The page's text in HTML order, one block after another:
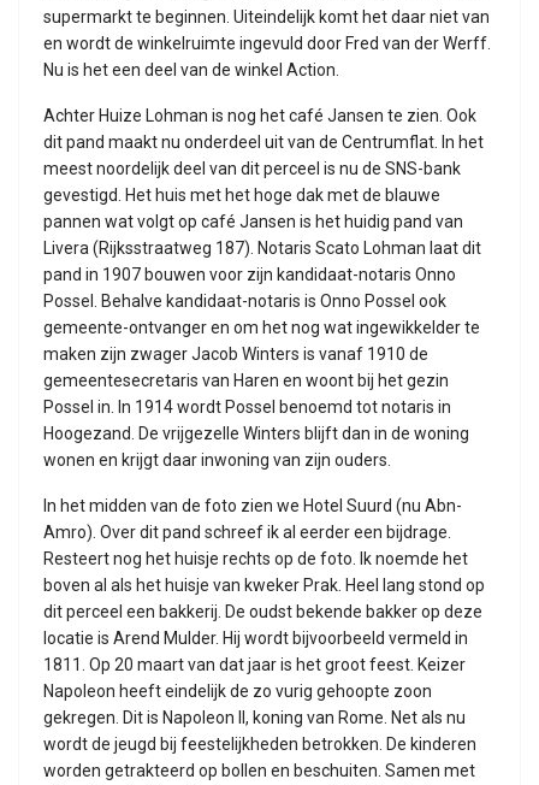
supermarkt te beginnen. Uiteindelijk komt het daar niet van
en wordt de winkelruimte ingevuld door Fred van der Werff.
Nu is het een deel van de winkel Action.
Achter Huize Lohman is nog het café Jansen te zien. Ook
dit pand maakt nu onderdeel uit van de Centrumflat. In het
meest noordelijk deel van dit perceel is nu de SNS-bank
gevestigd. Het huis met het hoge dak met de blauwe
pannen wat volgt op café Jansen is het huidig pand van
Livera (Rijksstraatweg 187). Notaris Scato Lohman laat dit
pand in 1907 bouwen voor zijn kandidaat-notaris Onno
Possel. Behalve kandidaat-notaris is Onno Possel ook
gemeente-ontvanger en om het nog wat ingewikkelder te
maken zijn zwager Jacob Winters is vanaf 1910 de
gemeentesecretaris van Haren en woont bij het gezin
Possel in. In 1914 wordt Possel benoemd tot notaris in
Hoogezand. De vrijgezelle Winters blijft dan in de woning
wonen en krijgt daar inwoning van zijn ouders.
In het midden van de foto zien we Hotel Suurd (nu Abn-
Amro). Over dit pand schreef ik al eerder een bijdrage.
Resteert nog het huisje rechts op de foto. Ik noemde het
boven al als het huisje van kweker Prak. Heel lang stond op
dit perceel een bakkerij. De oudst bekende bakker op deze
locatie is Arend Mulder. Hij wordt bijvoorbeeld vermeld in
1811. Op 20 maart van dat jaar is het groot feest. Keizer
Napoleon heeft eindelijk de zo vurig gehoopte zoon
gekregen. Dit is Napoleon II, koning van Rome. Net als nu
wordt de jeugd bij feestelijkheden betrokken. De kinderen
worden getrakteerd op bollen en beschuiten. Samen met